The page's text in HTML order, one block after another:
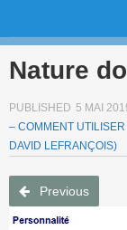
Nature
PUBLISHED 5 MAI
– COMMENT
DAVID LEFRANÇOIS)
Previous